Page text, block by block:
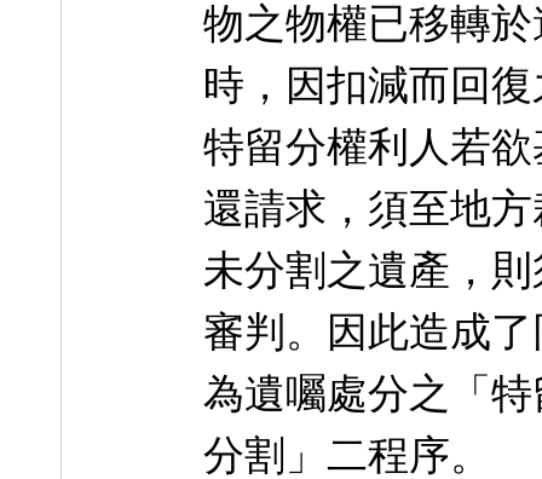
物之物權已移轉
時，因扣減而回
特留分權利人若
還請求，須至地
未分割之遺產，
審判。因此造成
為遺囑處分之「
分割」二程序。